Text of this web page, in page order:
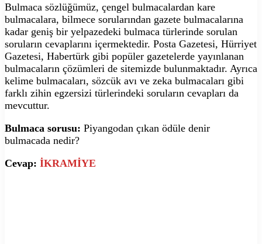
Bulmaca sözlüğümüz, çengel bulmacalardan kare
bulmacalara, bilmece sorularından gazete bulmacalarına
kadar geniş bir yelpazedeki bulmaca türlerinde sorulan
soruların cevaplarını içermektedir. Posta Gazetesi, Hürriyet
Gazetesi, Habertürk gibi popüler gazetelerde yayınlanan
bulmacaların çözümleri de sitemizde bulunmaktadır. Ayrıca
kelime bulmacaları, sözcük avı ve zeka bulmacaları gibi
farklı zihin egzersizi türlerindeki soruların cevapları da
mevcuttur.
Bulmaca sorusu: Piyangodan çıkan ödüle denir
bulmacada nedir?
Cevap: İKRAMİYE